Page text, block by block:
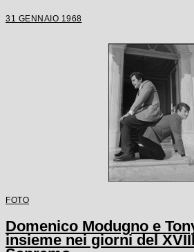
31 GENNAIO 1968
FOTO
Domenico Modugno e
insieme nei giorni del